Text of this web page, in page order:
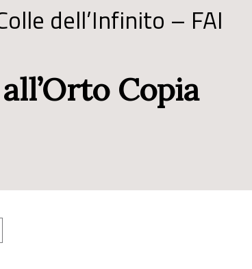
dell’Infinito – FAI
Copia